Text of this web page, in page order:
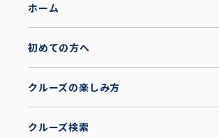
ホーム
初めての方へ
クルーズの楽しみ方
クルーズ検索